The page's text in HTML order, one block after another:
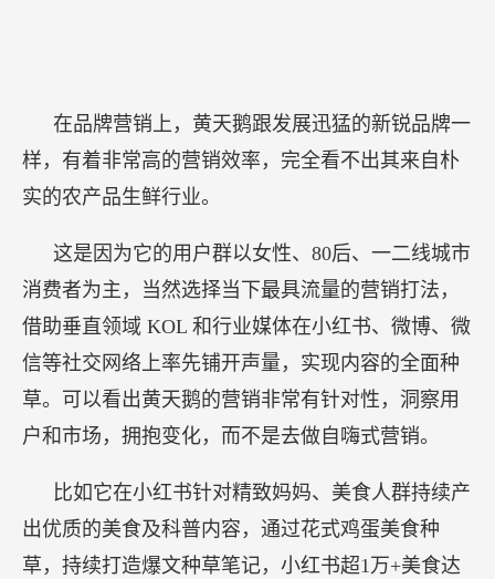
在品牌营销上，黄天鹅跟发展迅猛的新锐品牌一
样，有着非常高的营销效率，完全看不出其来自朴
实的农产品生鲜行业。
这是因为它的用户群以女性、80后、一二线城市
消费者为主，当然选择当下最具流量的营销打法，
借助垂直领域 KOL 和行业媒体在小红书、微博、微
信等社交网络上率先铺开声量，实现内容的全面种
草。可以看出黄天鹅的营销非常有针对性，洞察用
户和市场，拥抱变化，而不是去做自嗨式营销。
比如它在小红书针对精致妈妈、美食人群持续产
出优质的美食及科普内容，通过花式鸡蛋美食种
草，持续打造爆文种草笔记，小红书超1万+美食达